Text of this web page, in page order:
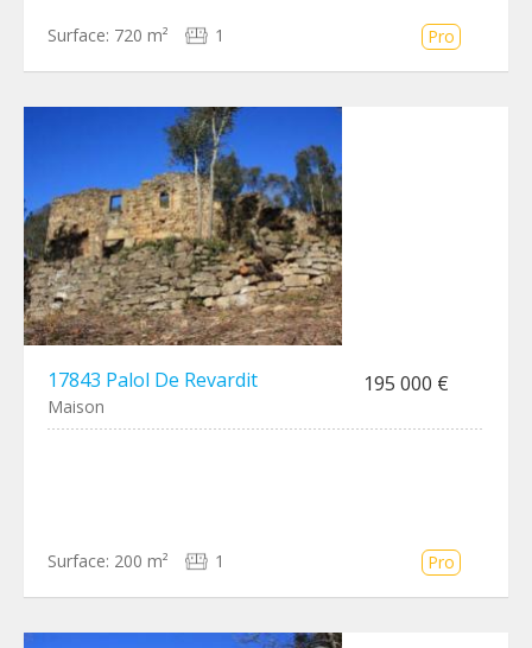
Surface: 720 m² 1 Pro
17843 Palol De Revardit 195 000 €
Maison
Surface: 200 m² 1 Pro